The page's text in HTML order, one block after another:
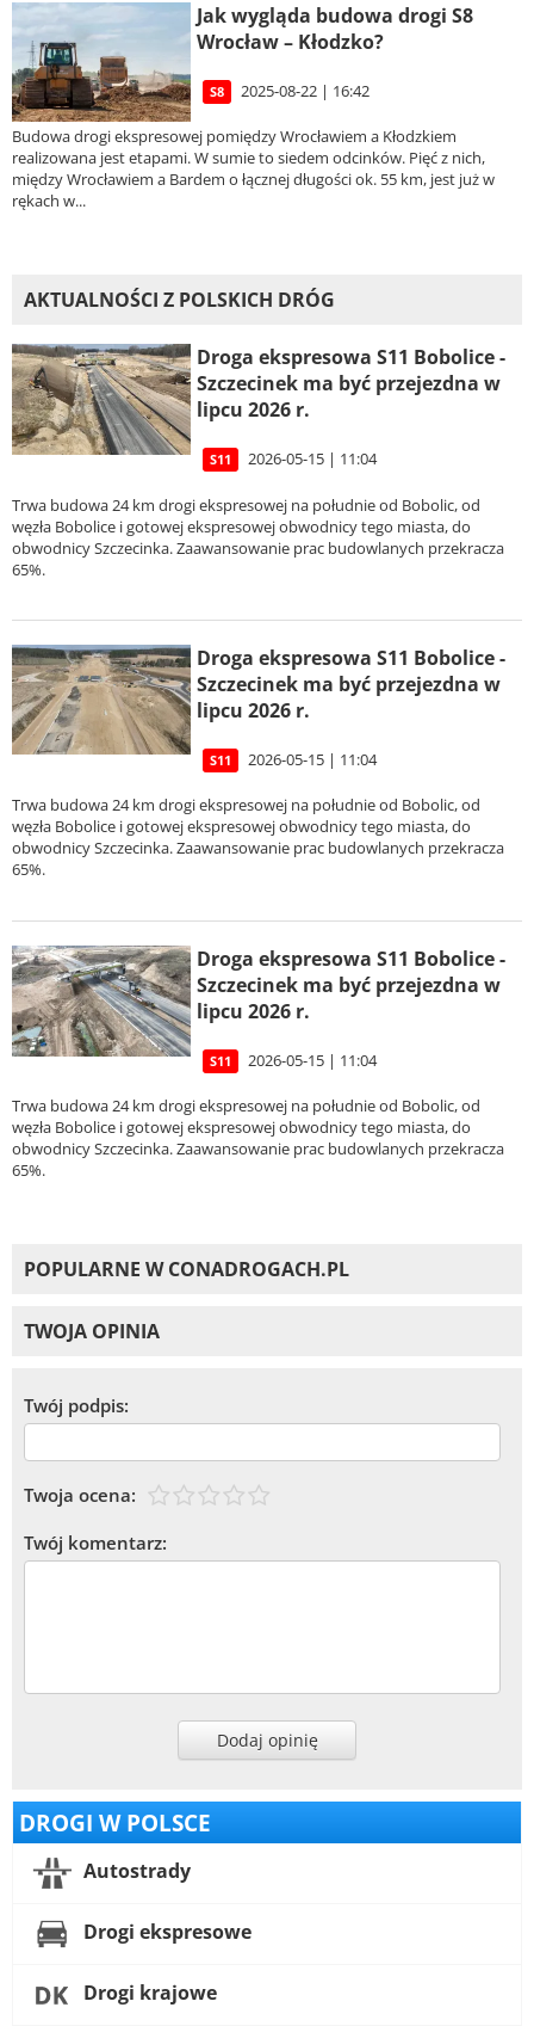
Jak wygląda budowa drogi S8
Wrocław – Kłodzko?
S8 2025-08-22 | 16:42
Budowa drogi ekspresowej pomiędzy Wrocławiem a Kłodzkiem
realizowana jest etapami. W sumie to siedem odcinków. Pięć z nich,
między Wrocławiem a Bardem o łącznej długości ok. 55 km, jest już w
rękach w...
AKTUALNOŚCI Z POLSKICH DRÓG
Droga ekspresowa S11 Bobolice -
Szczecinek ma być przejezdna w
lipcu 2026 r.
S11 2026-05-15 | 11:04
Trwa budowa 24 km drogi ekspresowej na południe od Bobolic, od
węzła Bobolice i gotowej ekspresowej obwodnicy tego miasta, do
obwodnicy Szczecinka. Zaawansowanie prac budowlanych przekracza
65%.
Droga ekspresowa S11 Bobolice -
Szczecinek ma być przejezdna w
lipcu 2026 r.
S11 2026-05-15 | 11:04
Trwa budowa 24 km drogi ekspresowej na południe od Bobolic, od
węzła Bobolice i gotowej ekspresowej obwodnicy tego miasta, do
obwodnicy Szczecinka. Zaawansowanie prac budowlanych przekracza
65%.
Droga ekspresowa S11 Bobolice -
Szczecinek ma być przejezdna w
lipcu 2026 r.
S11 2026-05-15 | 11:04
Trwa budowa 24 km drogi ekspresowej na południe od Bobolic, od
węzła Bobolice i gotowej ekspresowej obwodnicy tego miasta, do
obwodnicy Szczecinka. Zaawansowanie prac budowlanych przekracza
65%.
POPULARNE W CONADROGACH.PL
TWOJA OPINIA
Twój podpis:
Twoja ocena:
Twój komentarz:
Dodaj opinię
DROGI W POLSCE
Autostrady
Drogi ekspresowe
Drogi krajowe